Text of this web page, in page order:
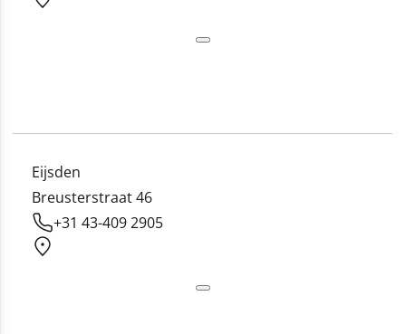
Eijsden
Breusterstraat 46
+31 43-409 2905